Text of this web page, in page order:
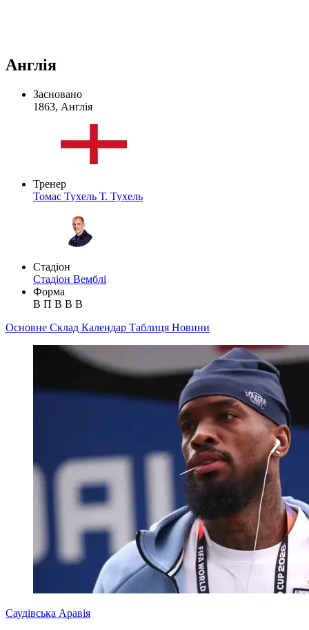
Англія
Засновано
1863, Англія
Тренер
Томас Тухель Т. Тухель
Стадіон
Стадіон Вемблі
Форма
В П В В В
Основне Склад Календар Таблиця Новини
Саудівська Аравія